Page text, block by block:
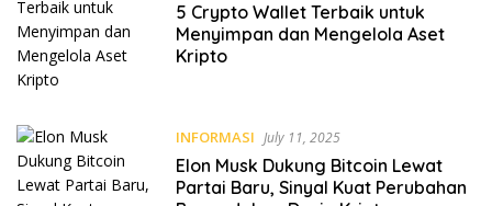
5 Crypto Wallet Terbaik untuk
Menyimpan dan Mengelola Aset
Kripto
INFORMASI July 11, 2025
Elon Musk Dukung Bitcoin Lewat
Partai Baru, Sinyal Kuat Perubahan